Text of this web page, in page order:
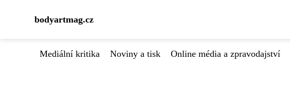
bodyartmag.cz
Mediální kritika Noviny a tisk Online média a zpravodajství